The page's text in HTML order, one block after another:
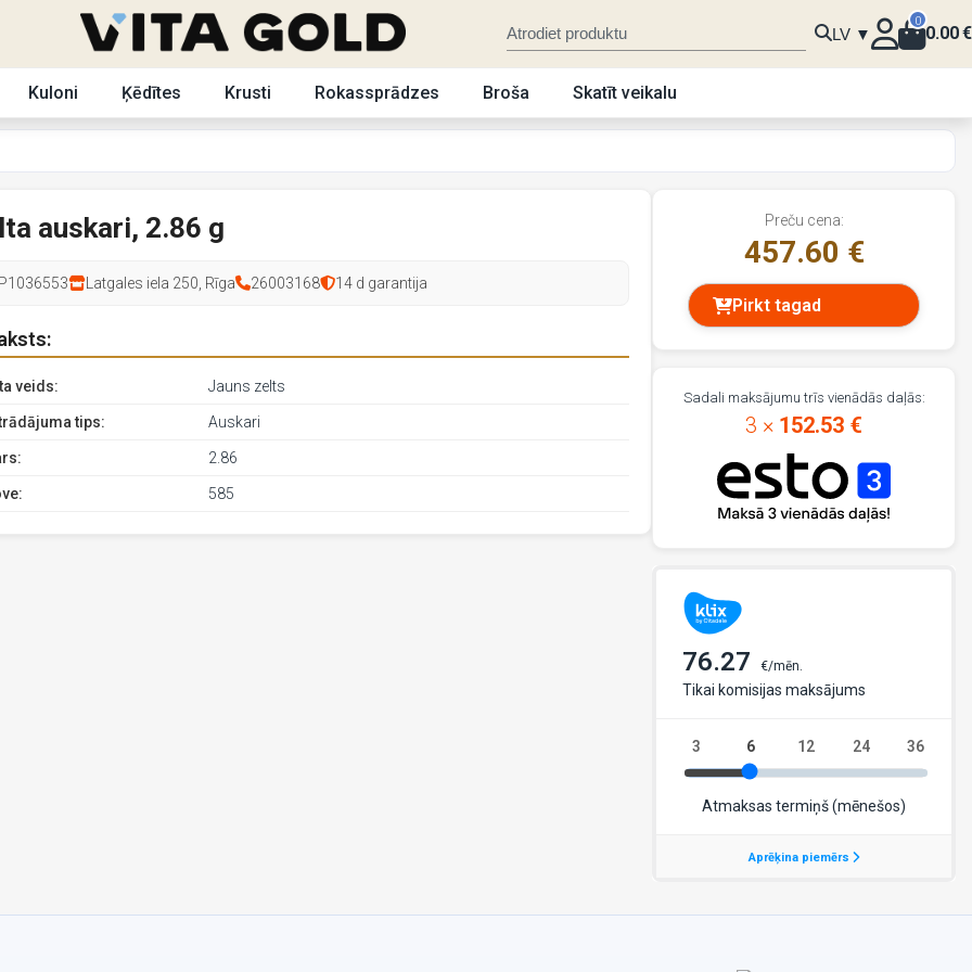
LV ▼
0
0.00€
Kuloni Ķēdītes Krusti Rokassprādzes Broša Skatīt veikalu
auskari, 2.86 g
Latgales iela 250, Rīga 26003168 14 d garantija
veids: Jauns zelts
tips: Auskari
2.86
585
Preču cena:
457.60 €
Pirkt tagad
Sadali maksājumu trīs vienādās daļās:
3 × 152.53 €